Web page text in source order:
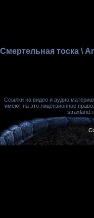
Смертельная тоска \
Ссылки на видео и аудио
имеют на это лицензионное